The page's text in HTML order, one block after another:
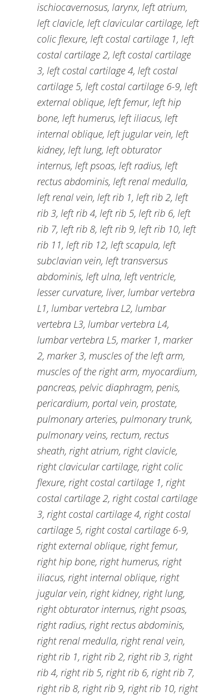
ischiocavernosus, larynx, left atrium,
left clavicle, left clavicular cartilage, left
colic flexure, left costal cartilage 1, left
costal cartilage 2, left costal cartilage
3, left costal cartilage 4, left costal
cartilage 5, left costal cartilage 6-9, left
external oblique, left femur, left hip
bone, left humerus, left iliacus, left
internal oblique, left jugular vein, left
kidney, left lung, left obturator
internus, left psoas, left radius, left
rectus abdominis, left renal medulla,
left renal vein, left rib 1, left rib 2, left
rib 3, left rib 4, left rib 5, left rib 6, left
rib 7, left rib 8, left rib 9, left rib 10, left
rib 11, left rib 12, left scapula, left
subclavian vein, left transversus
abdominis, left ulna, left ventricle,
lesser curvature, liver, lumbar vertebra
L1, lumbar vertebra L2, lumbar
vertebra L3, lumbar vertebra L4,
lumbar vertebra L5, marker 1, marker
2, marker 3, muscles of the left arm,
muscles of the right arm, myocardium,
pancreas, pelvic diaphragm, penis,
pericardium, portal vein, prostate,
pulmonary arteries, pulmonary trunk,
pulmonary veins, rectum, rectus
sheath, right atrium, right clavicle,
right clavicular cartilage, right colic
flexure, right costal cartilage 1, right
costal cartilage 2, right costal cartilage
3, right costal cartilage 4, right costal
cartilage 5, right costal cartilage 6-9,
right external oblique, right femur,
right hip bone, right humerus, right
iliacus, right internal oblique, right
jugular vein, right kidney, right lung,
right obturator internus, right psoas,
right radius, right rectus abdominis,
right renal medulla, right renal vein,
right rib 1, right rib 2, right rib 3, right
rib 4, right rib 5, right rib 6, right rib 7,
right rib 8, right rib 9, right rib 10, right